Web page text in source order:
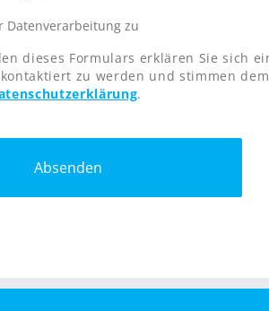
Datenverarbeitung zu
dieses Formulars erklären Sie sich
zu werden und stimmen
.